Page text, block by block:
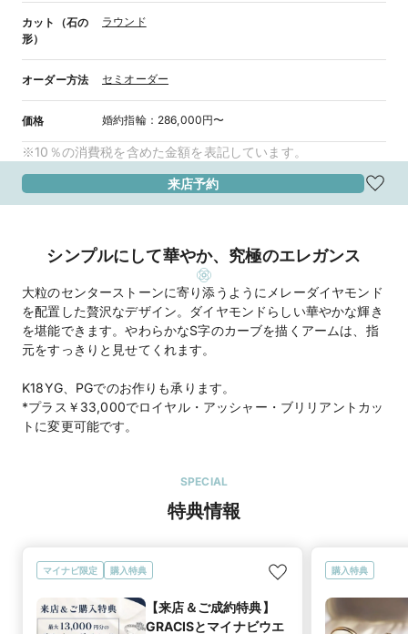
カット（石の
形）
ラウンド
オーダー方法 セミオーダー
価格 婚約指輪： 286,000円〜
※10％の消費税を含めた金額を表記しています。
来店予約
シンプルにして華やか、究極のエレガンス
大粒のセンターストーンに寄り添うようにメレーダイヤモンド
を配置した贅沢なデザイン。ダイヤモンドらしい華やかな輝き
を堪能できます。やわらかなS字のカーブを描くアームは、指
元をすっきりと見せてくれます。
K18YG、PGでのお作りも承ります。
*プラス￥33,000でロイヤル・アッシャー・ブリリアントカッ
トに変更可能です。
SPECIAL
特典情報
マイナビ限定 購入特典
【来店＆ご成約特典】
GRACISとマイナビウエ
購入特典